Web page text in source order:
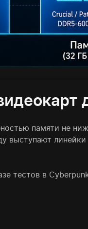
памяти не
выступают линейки
тестов в